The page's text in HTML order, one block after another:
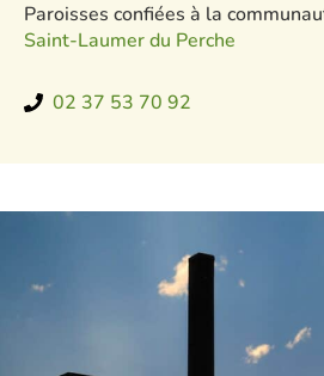
Paroisses confiées à la
Saint-Laumer du Perche
02 37 53 70 92